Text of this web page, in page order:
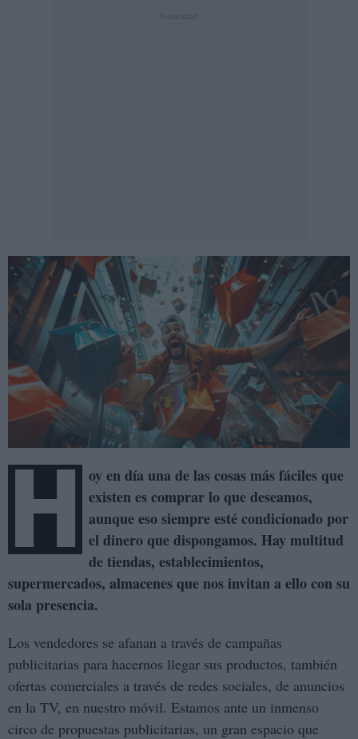
H oy en día una de las cosas más fáciles que
existen es comprar lo que deseamos,
aunque eso siempre esté condicionado por
el dinero que dispongamos. Hay multitud
de tiendas, establecimientos,
supermercados, almacenes que nos invitan a ello con su
sola presencia.
Los vendedores se afanan a través de campañas
publicitarias para hacernos llegar sus productos, también
ofertas comerciales a través de redes sociales, de anuncios
en la TV, en nuestro móvil. Estamos ante un inmenso
circo de propuestas publicitarias, un gran espacio que